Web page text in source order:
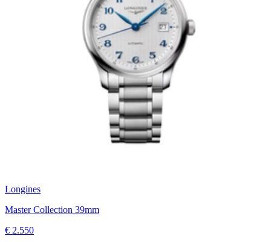
Longines
Master Collection 39mm
€ 2.550